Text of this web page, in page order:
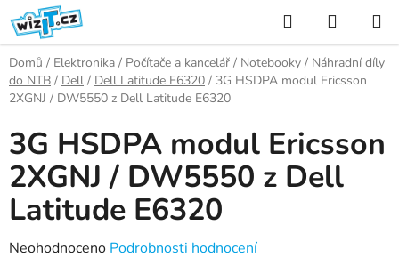
Přejít
na
obsah
Hledat
KOŠÍK
Domů / Elektronika / Počítače a kancelář / Notebooky / Náhradní díly
do NTB / Dell / Dell Latitude E6320 / 3G HSDPA modul Ericsson
2XGNJ / DW5550 z Dell Latitude E6320
3G HSDPA modul Ericsson
2XGNJ / DW5550 z Dell
Latitude E6320
Průměrné
Neohodnoceno Podrobnosti hodnocení